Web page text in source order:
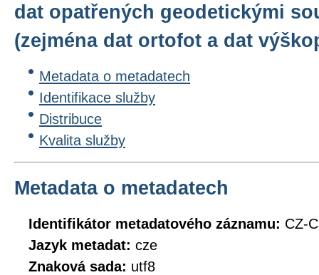
dat opatřených geodetickými
(zejména dat ortofot a dat
Metadata o metadatech
Identifikace služby
Distribuce
Kvalita služby
Metadata o metadatech
Identifikátor metadatového záznamu: CZ-
Jazyk metadat: cze
Znaková sada: utf8